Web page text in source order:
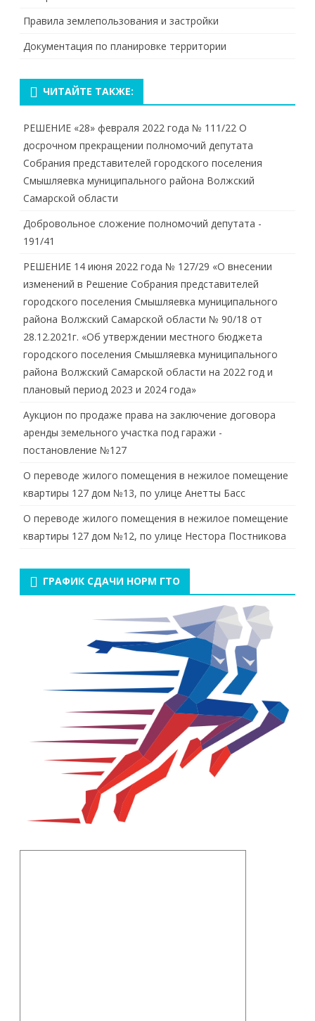
Правила землепользования и застройки
Документация по планировке территории
ЧИТАЙТЕ ТАКЖЕ:
РЕШЕНИЕ «28» февраля 2022 года № 111/22 О
досрочном прекращении полномочий депутата
Собрания представителей городского поселения
Смышляевка муниципального района Волжский
Самарской области
Добровольное сложение полномочий депутата -
191/41
РЕШЕНИЕ 14 июня 2022 года № 127/29 «О внесении
изменений в Решение Собрания представителей
городского поселения Смышляевка муниципального
района Волжский Самарской области № 90/18 от
28.12.2021г. «Об утверждении местного бюджета
городского поселения Смышляевка муниципального
района Волжский Самарской области на 2022 год и
плановый период 2023 и 2024 года»
Аукцион по продаже права на заключение договора
аренды земельного участка под гаражи -
постановление №127
О переводе жилого помещения в нежилое помещение
квартиры 127 дом №13, по улице Анетты Басс
О переводе жилого помещения в нежилое помещение
квартиры 127 дом №12, по улице Нестора Постникова
ГРАФИК СДАЧИ НОРМ ГТО